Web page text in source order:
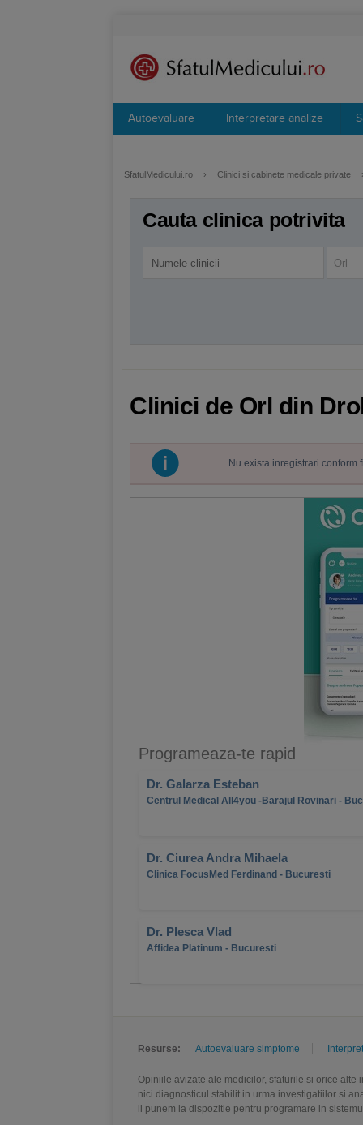
Autoevaluare Interpretare analize
SfatulMedicului.ro › Clinici si cabinete medicale private
Cauta clinica potrivita
Orl
Clinici de Orl din
Nu exista inregistrari
Programeaza-te rapid
Dr. Galarza Esteban
Centrul Medical All4you -Barajul Rovinari -
Dr. Ciurea Andra Mihaela
Clinica FocusMed Ferdinand - Bucuresti
Dr. Plesca Vlad
Affidea Platinum - Bucuresti
Resurse: Autoevaluare simptome
Opiniile avizate ale medicilor, sfaturile si orice
nici diagnosticul stabilit in urma investigatiilor si
ii punem la dispozitie pentru programare in